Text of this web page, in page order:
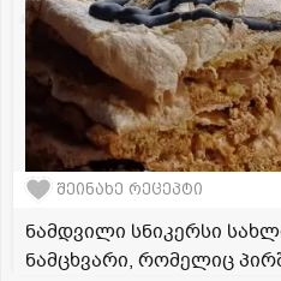
შეინახე რეცეპტი
ნამდვილი სნიკერსი
ნამცხვარი, რომელიც